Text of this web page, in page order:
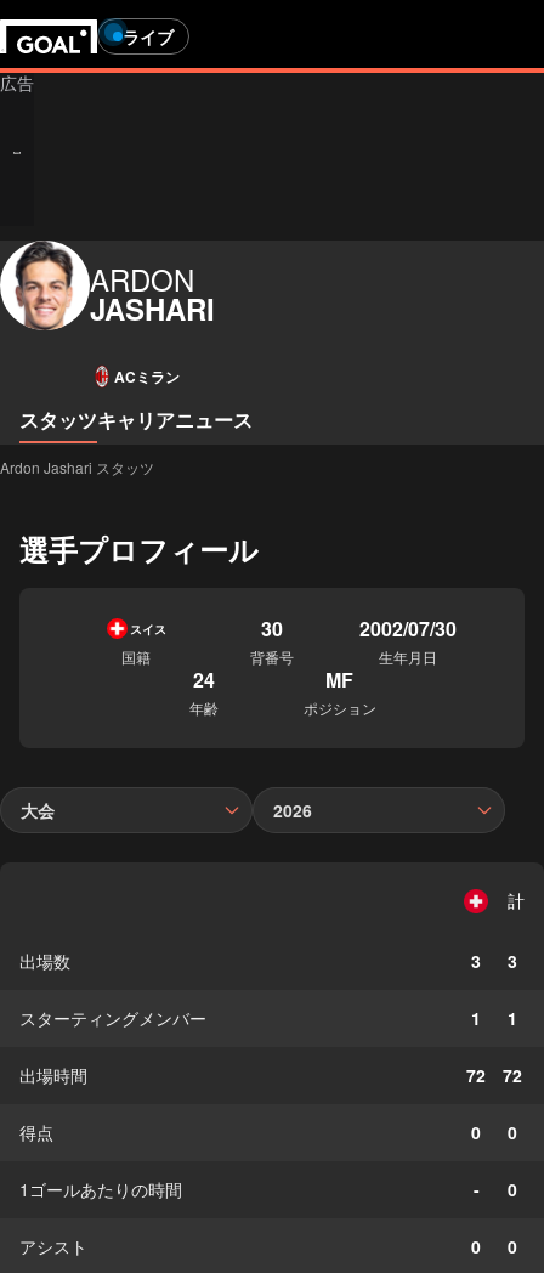
ライブ
ARDON
JASHARI
ACミラン
スタッツキャリアニュース
Ardon Jashari スタッツ
選手プロフィール
スイス
国籍
30
背番号
2002/07/30
生年月日
24
年齢
MF
ポジション
大会 2026
計
出場数 3 3
スターティングメンバー 1 1
出場時間 72 72
得点 0 0
1ゴールあたりの時間 - 0
アシスト 0 0